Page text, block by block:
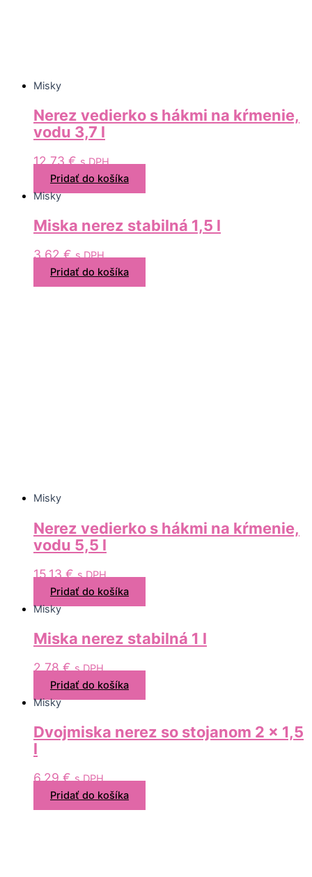
Misky
Nerez vedierko s hákmi na kŕmenie,
vodu 3,7 l
12,73€ s DPH
Pridať do košíka
Misky
Miska nerez stabilná 1,5 l
3,62€ s DPH
Pridať do košíka
Misky
Nerez vedierko s hákmi na kŕmenie,
vodu 5,5 l
15,13€ s DPH
Pridať do košíka
Misky
Miska nerez stabilná 1 l
2,78€ s DPH
Pridať do košíka
Misky
Dvojmiska nerez so stojanom 2 x 1,5
l
6,29€ s DPH
Pridať do košíka